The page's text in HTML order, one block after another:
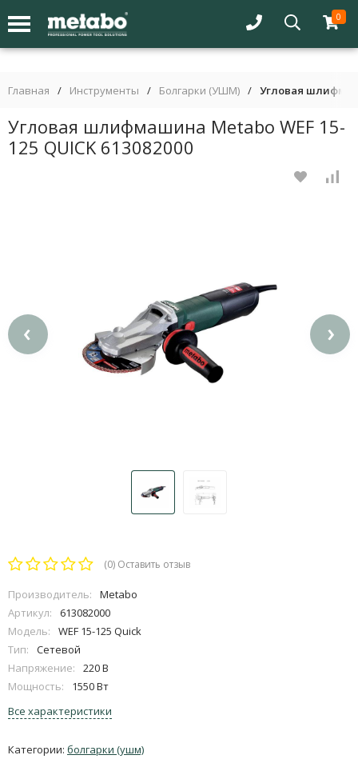
0
Главная / Инструменты / Болгарки (УШМ) / Угловая
Угловая шлифмашина Metabo WEF 15-
125 QUICK 613082000
‹ ›
(0) Оставить отзыв
Производитель:
Metabo
Артикул:
613082000
Модель:
WEF 15-125 Quick
Тип:
Сетевой
Напряжение:
220 В
Мощность:
1550 Вт
Все характеристики
Категории: болгарки (ушм)